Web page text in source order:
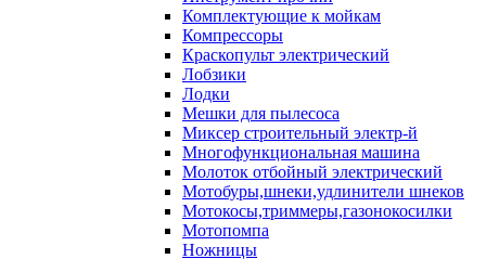
Комплектующие к мойкам
Компрессоры
Краскопульт электрический
Лобзики
Лодки
Мешки для пылесоса
Миксер строительный электр-й
Многофункциональная машина
Молоток отбойный электрический
Мотобуры,шнеки,удлинители шнеков
Мотокосы,триммеры,газонокосилки
Мотопомпа
Ножницы